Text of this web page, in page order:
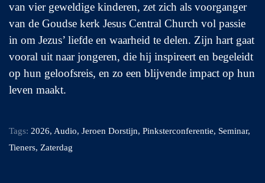
van vier geweldige kinderen, zet zich als voorganger
van de Goudse kerk Jesus Central Church vol passie
in om Jezus’ liefde en waarheid te delen. Zijn hart gaat
vooral uit naar jongeren, die hij inspireert en begeleidt
op hun geloofsreis, en zo een blijvende impact op hun
leven maakt.
Tags: 2026, Audio, Jeroen Dorstijn, Pinksterconferentie, Seminar,
Tieners, Zaterdag